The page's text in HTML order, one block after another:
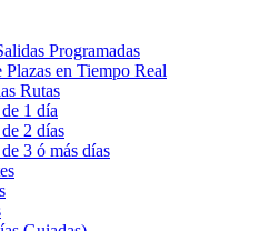
Programadas
Plazas en Tiempo Real
Rutas
1 día
2 días
3 ó más días